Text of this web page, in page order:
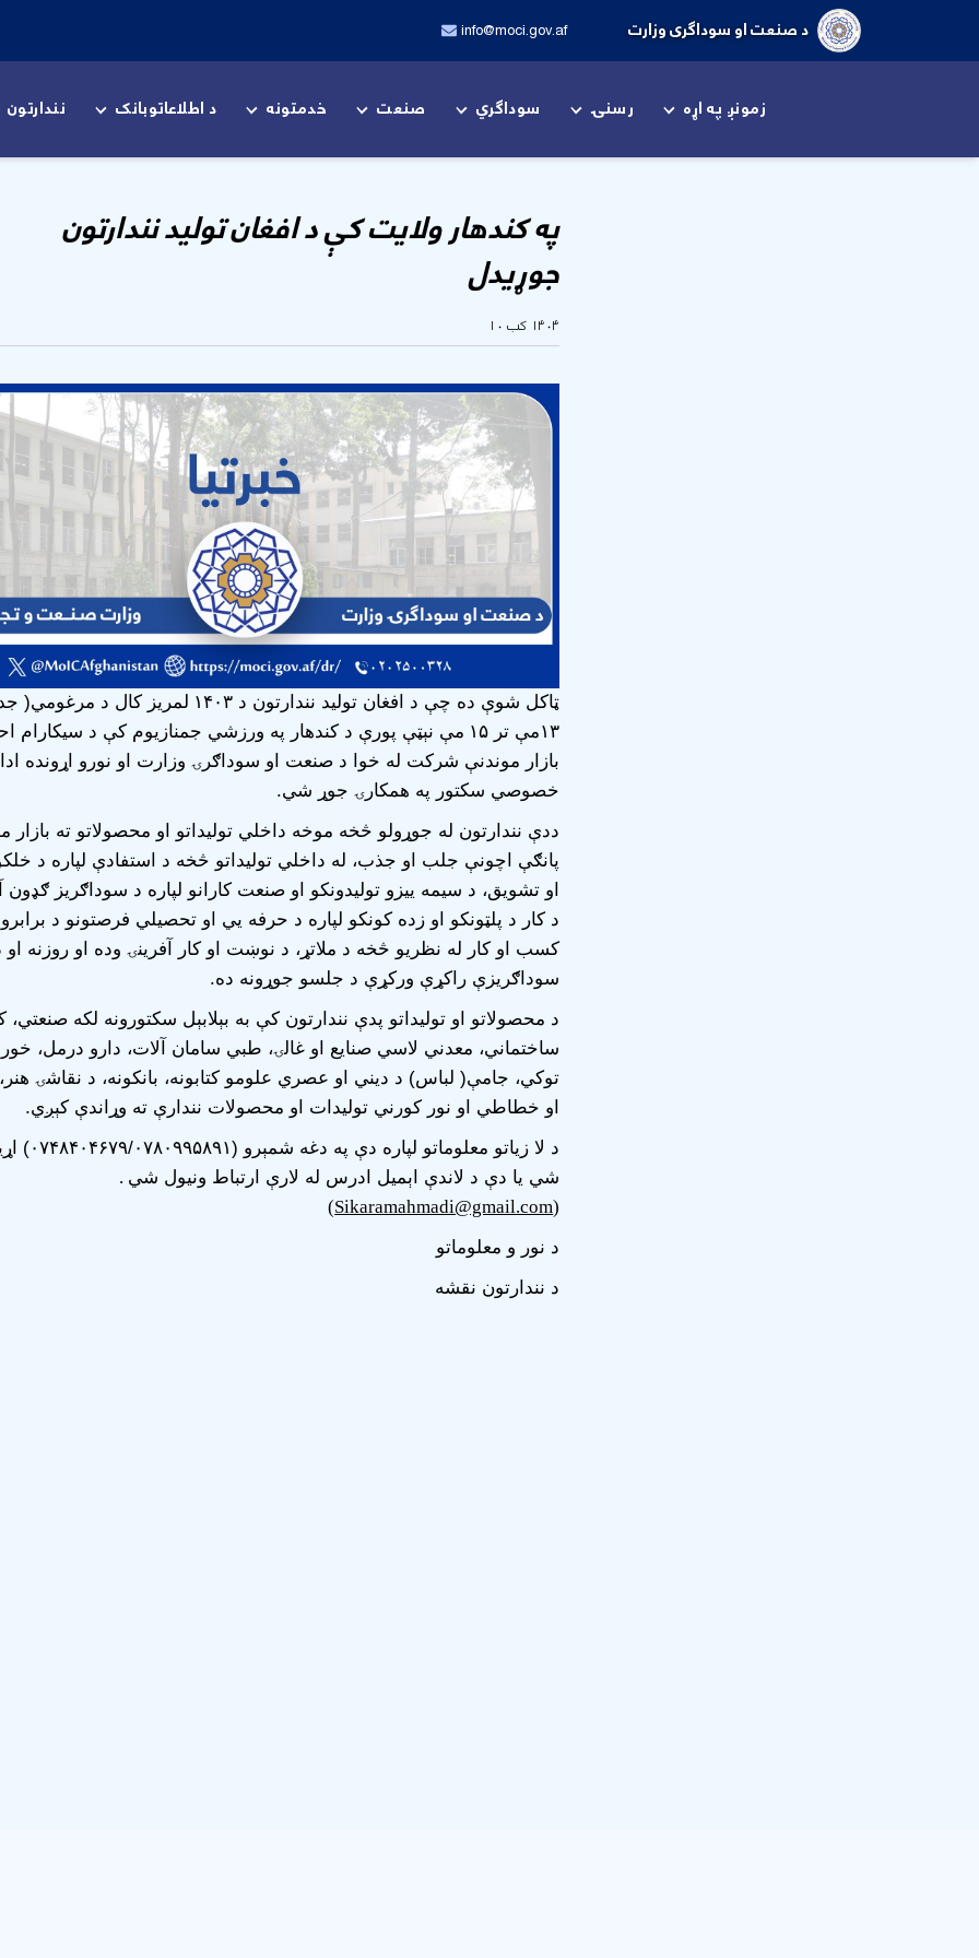
د صنعت او سوداګری وزارت info@moci.gov.af
زمونږ په اړه رسنۍ سوداگري صنعت خدمتونه د اطلاعاتوبانک نندارتون
په کندهار ولایت کې د افغان تولید نندارتون
جوړیدل
۱۴۰۴ کب ۱۰
ټاکل شوې ده چې د افغان تولید نندارتون د ۱۴۰۳
لمریز کال د مرغومي(
۱۳مې تر ۱۵
مې نېټې پورې د کندهار په ورزشي جمنازیوم کې د سیکارام
بازار موندنې شرکت له خوا د صنعت او سوداګرۍ وزارت او نورو اړونده
خصوصي سکتور په همکارۍ جوړ شي.
ددې نندارتون له جوړولو څخه موخه داخلي تولیداتو او محصولاتو ته بازار
پانګې اچونې جلب او جذب، له داخلي تولیداتو څخه د استفادې لپاره د
او تشویق، د سیمه ییزو تولیدونکو او صنعت کارانو لپاره د سوداګریز ګډون
د کار د پلټونکو او زده کونکو لپاره د حرفه یي او تحصیلي فرصتونو د
کسب او کار له نظریو څخه د ملاتړ، د نوښت او کار آفرینۍ وده او روزنه او
سوداګریزې راکړې ورکړې د جلسو جوړونه ده.
د محصولاتو او تولیداتو پدې نندارتون کې به بېلابېل سکتورونه لکه صنعتي،
ساختماني، معدني لاسي صنایع او غالۍ، طبي سامان آلات، دارو درمل،
توکي، جامې( لباس) د دیني او عصري علومو کتابونه، بانکونه، د نقاشۍ
او خطاطي او نور کورني تولیدات او محصولات نندارې ته وړاندې کېږي.
د لا زیاتو معلوماتو
شي یا دې د لاندې اېمیل ادرس له لارې ارتباط ونیول شي .
(
Sikaramahmadi@gmail.com
)
د نور و معلوماتو
د نندارتون نقشه